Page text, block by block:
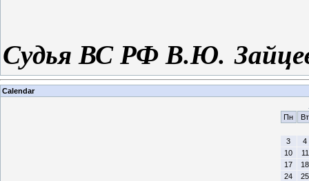
СудьяВС РФВ.Ю.
Calendar
Пн
Вт
3
4
10
11
17
18
24
25